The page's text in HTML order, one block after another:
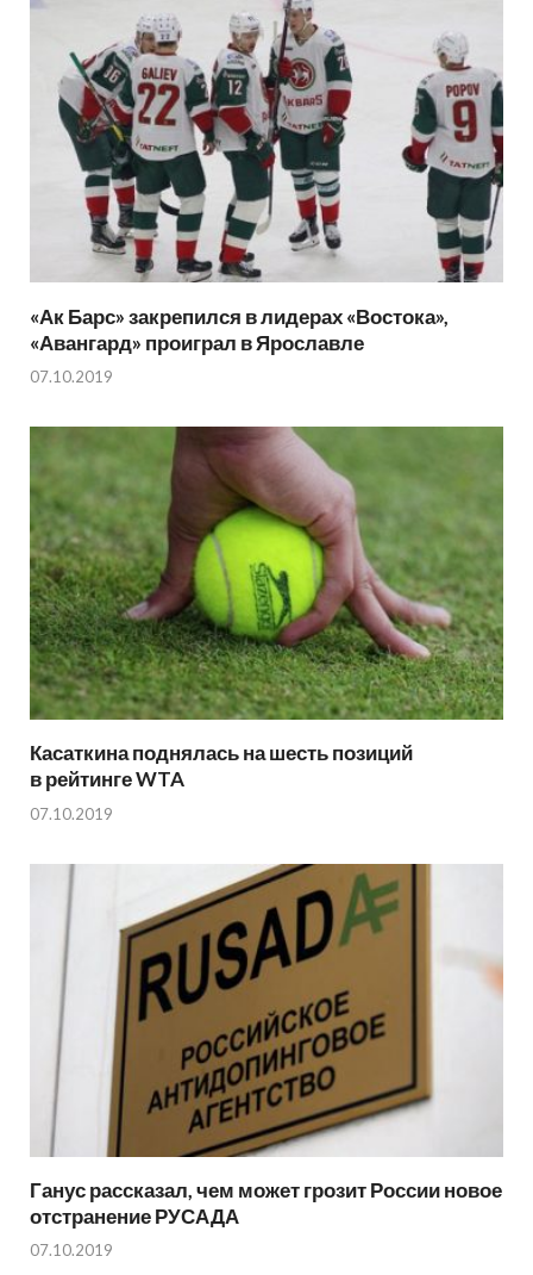
«Ак Барс» закрепился в лидерах «Востока»,
«Авангард» проиграл в Ярославле
07.10.2019
Касаткина поднялась на шесть позиций
в рейтинге WTA
07.10.2019
Ганус рассказал, чем может грозит России новое
отстранение РУСАДА
07.10.2019